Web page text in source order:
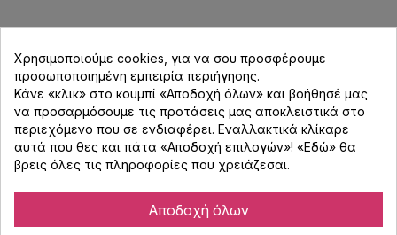
Χρησιμοποιούμε cookies, για να σου προσφέρουμε
προσωποποιημένη εμπειρία περιήγησης.
Κάνε «κλικ» στο κουμπί «Αποδοχή όλων» και βοήθησέ μας
να προσαρμόσουμε τις προτάσεις μας αποκλειστικά στο
περιεχόμενο που σε ενδιαφέρει. Εναλλακτικά κλίκαρε
αυτά που θες και πάτα «Αποδοχή επιλογών»! «Εδώ» θα
βρεις όλες τις πληροφορίες που χρειάζεσαι.
Αποδοχή όλων